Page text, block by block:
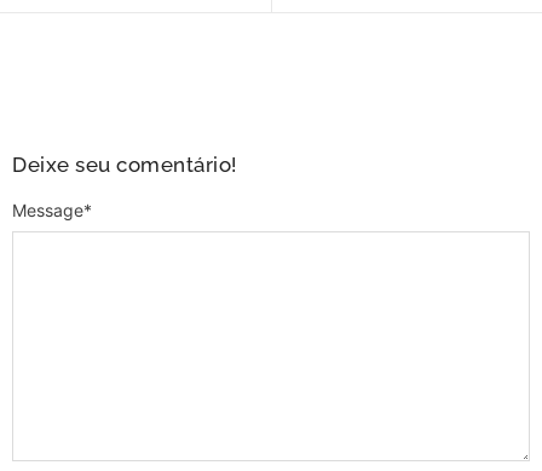
Deixe seu comentário!
Message*